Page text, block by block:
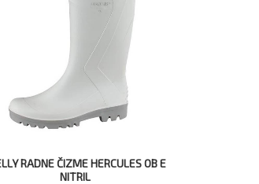
RADNE ČIZME HERCULES OB E
NITRIL